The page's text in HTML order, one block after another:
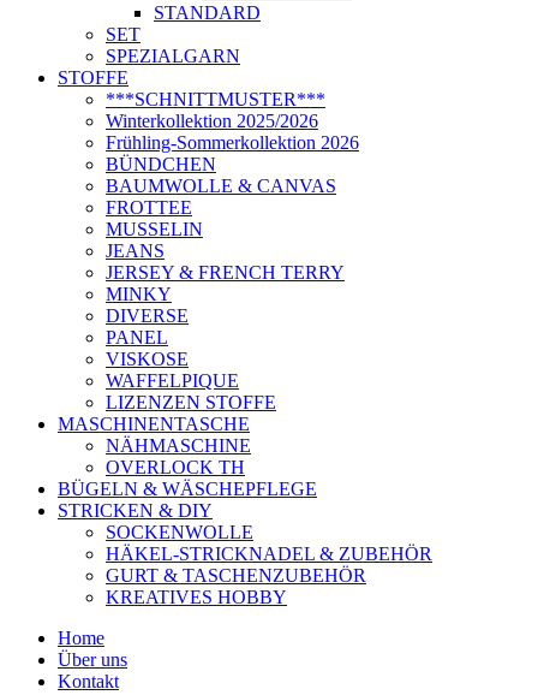
STANDARD
SET
SPEZIALGARN
STOFFE
***SCHNITTMUSTER***
Winterkollektion 2025/2026
Frühling-Sommerkollektion 2026
BÜNDCHEN
BAUMWOLLE & CANVAS
FROTTEE
MUSSELIN
JEANS
JERSEY & FRENCH TERRY
MINKY
DIVERSE
PANEL
VISKOSE
WAFFELPIQUE
LIZENZEN STOFFE
MASCHINENTASCHE
NÄHMASCHINE
OVERLOCK TH
BÜGELN & WÄSCHEPFLEGE
STRICKEN & DIY
SOCKENWOLLE
HÄKEL-STRICKNADEL & ZUBEHÖR
GURT & TASCHENZUBEHÖR
KREATIVES HOBBY
Home
Über uns
Kontakt